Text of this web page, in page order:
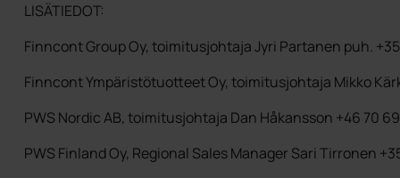
LISÄTIEDOT:
Finncont Group Oy, toimitusjohtaja Jyri Partanen puh.
Finncont Ympäristötuotteet Oy, toimitusjohtaja Mikko
PWS Nordic AB, toimitusjohtaja Dan Håkansson +46 70
PWS Finland Oy, Regional Sales Manager Sari Tirronen